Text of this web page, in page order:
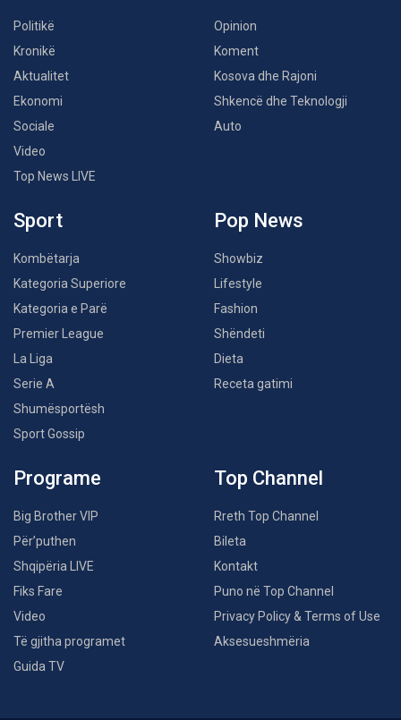
Politikë
Kronikë
Aktualitet
Ekonomi
Sociale
Video
Top News LIVE
Opinion
Koment
Kosova dhe Rajoni
Shkencë dhe Teknologji
Auto
Sport
Kombëtarja
Kategoria Superiore
Kategoria e Parë
Premier League
La Liga
Serie A
Shumësportësh
Sport Gossip
Pop News
Showbiz
Lifestyle
Fashion
Shëndeti
Dieta
Receta gatimi
Programe
Big Brother VIP
Për’puthen
Shqipëria LIVE
Fiks Fare
Video
Të gjitha programet
Guida TV
Top Channel
Rreth Top Channel
Bileta
Kontakt
Puno në Top Channel
Privacy Policy & Terms of Use
Aksesueshmëria